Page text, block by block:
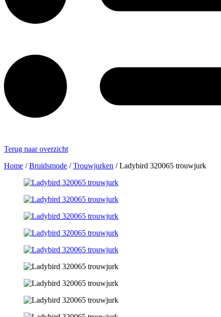
Terug naar overzicht
Home /Bruidsmode /Trouwjurken /Ladybird 320065 trouwjurk